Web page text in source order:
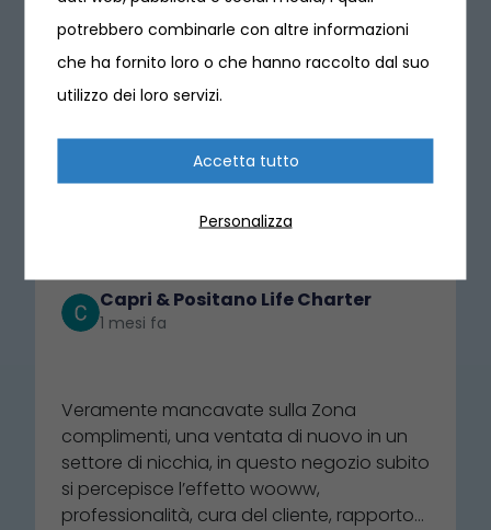
4.8 ⭐⭐⭐⭐⭐(635)
Scrivi una recensione
Capri & Positano Life Charter
1 mesi fa
Veramente mancavate sulla Zona
complimenti, una ventata di nuovo in un
settore di nicchia, in questo negozio subito
si percepisce l’effetto wooww,
professionalità, cura del cliente, rapporto
potrebbero combinarle con altre informazioni
che ha fornito loro o che hanno raccolto dal suo
utilizzo dei loro servizi.
Personalizza
Accetta tutto